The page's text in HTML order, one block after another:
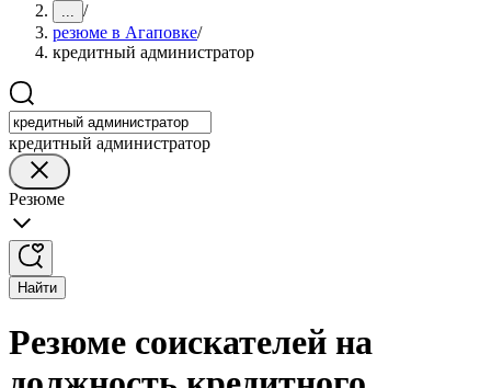
... /
резюме в Агаповке/
кредитный администратор
кредитный администратор
Резюме
Найти
Резюме соискателей на